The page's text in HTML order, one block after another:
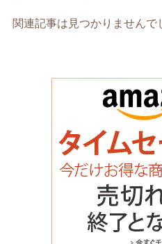
関連記事は見つかりませんで